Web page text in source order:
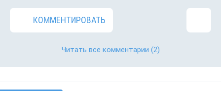
КОММЕНТИРОВАТЬ
Читать все комментарии (2)